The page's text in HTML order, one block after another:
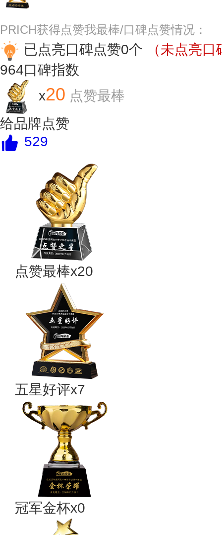
PRICH获得点赞我最棒/口碑点赞情况：
已点亮口碑点赞0个
（未点亮
964口碑指数
x20 点赞最棒
给品牌点赞
529
点赞最棒x20
五星好评x7
冠军金杯x0